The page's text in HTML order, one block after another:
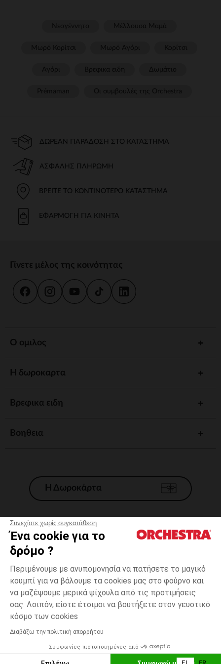
Συνεχίστε χωρίς συγκατάθεση
Ένα cookie για το
δρόμο ?
Περιμένουμε με ανυπομονησία να πατήσετε το μαγικό
κουμπί για να βάλουμε τα cookies μας στο φούρνο και
να μαζέψουμε μερικά ψίχουλα από τις προτιμήσεις
σας. Λοιπόν, είστε έτοιμοι να βουτήξετε στον γευστικό
κόσμο των cookies
Διαβάζω την πολιτική απορρήτου
Συμφωνίες πιστοποιημένες από
Βιολετί
one
Δυνατότητα πληρωμής με
ΠΡΟΣΘΉΚΗ ΣΤΟ ΚΑΛΆΘΙ
ΔΩΡΕΆΝ ΠΑΡΆΔΟΣΗ ΣΤΟ ΚΑΤΆΣΤΗΜΑ
ΑΣΦΑΛΉΣ ΠΛΗΡΩΜΉ
ΒΡΕΊΤΕ ΤΟ ΚΟΝΤΙΝΌΤΕΡΟ ΚΑΤΆΣΤΗΜΑ
ΕΦΑΡΜΟΓΉ ΓΙΑ ΚΙΝΗΤΆ
Γίνετε μέλος της κοινότητας
Ο ομιλος
Η δωροκαρτα
Βρεφικα ειδη
Βοηθεια
Η Δωροκάρτα
Γενικοί 'Οροι Πώλησης
*Εμπορικες προσφορες
Προσωπικά δεδομένα
Διαχείρηση των cookies
Προσβασιμότητα: μη συμμορφούμενη
H Orchestra συμμετέχει στον κωδικά δεοντολογίας και στο σύστημα
μεσολάβησης της Γαλλικής Ομοσπονδίας Ηλεκτρονικού Εμπορίου.